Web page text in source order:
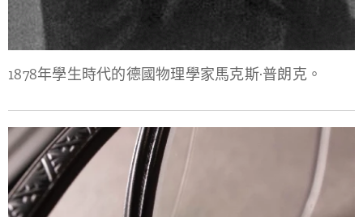
1878年學生時代的德國物理學家馬克斯·普朗克。